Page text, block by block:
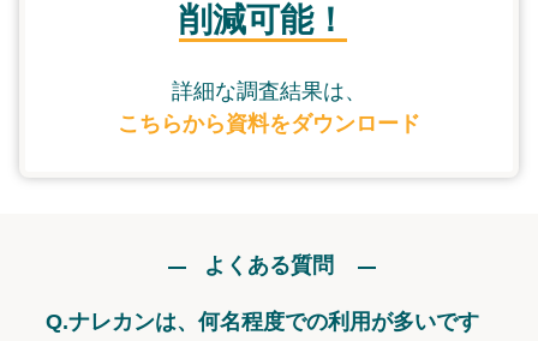
削減可能！
詳細な調査結果は、
こちらから資料をダウンロード
よくある質問
Q.ナレカンは、何名程度での利用が多いです